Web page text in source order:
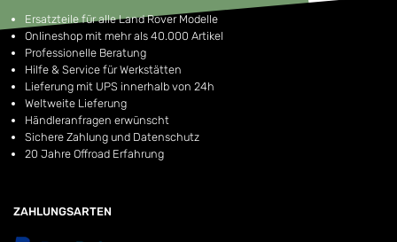
Ersatzteile für alle Land Rover Modelle
Onlineshop mit mehr als 40.000 Artikel
Professionelle Beratung
Hilfe & Service für Werkstätten
Lieferung mit UPS innerhalb von 24h
Weltweite Lieferung
Händleranfragen erwünscht
Sichere Zahlung und Datenschutz
20 Jahre Offroad Erfahrung
ZAHLUNGSARTEN